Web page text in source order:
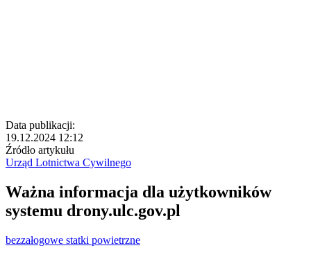
Data publikacji:
19.12.2024 12:12
Źródło artykułu
Urząd Lotnictwa Cywilnego
Ważna informacja dla użytkowników
systemu drony.ulc.gov.pl
bezzałogowe statki powietrzne